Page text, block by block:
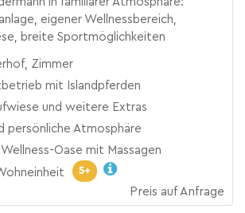
eigener Wellnessbereich,
breite Sportmöglichkeiten
Zimmer
mit Islandpferden
und weitere Extras
persönliche Atmosphäre
Oase mit Massagen
5+
Preis auf Anfrage